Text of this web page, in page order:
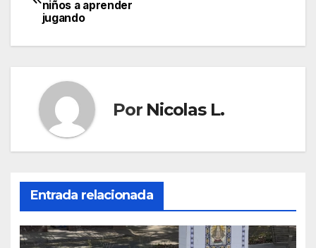
de
entradas
niños a aprender
jugando
Por Nicolas L.
Entrada relacionada